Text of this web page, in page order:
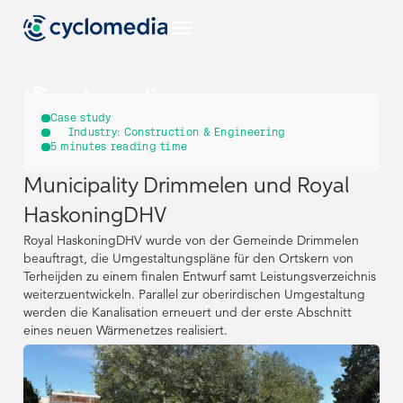
Ressourcen
Ressourcen
ansehen
Street Smart
Unternehmen
EU
US
NL
DE
Alle Branchen
ansehen
Anwendungsfälle
Alle
Anwendungsfälle
ansehen
Produkte &
Technologien
Alle Produkte
Technologien
ansehen
Case study
Industry: Construction & Engineering
5 minutes reading time
Municipality Drimmelen und Royal
HaskoningDHV
Royal HaskoningDHV wurde von der Gemeinde Drimmelen
beauftragt, die Umgestaltungspläne für den Ortskern von
Terheijden zu einem finalen Entwurf samt Leistungsverzeichnis
weiterzuentwickeln. Parallel zur oberirdischen Umgestaltung
werden die Kanalisation erneuert und der erste Abschnitt
eines neuen Wärmenetzes realisiert.
Ressourcen
DE
EU
US
Branchen
Alle Branchen
ansehen
Anwendungsfälle
Alle
Anwendungsfälle
ansehen
Produkte &
Technologien
Alle Produkte
&
Technologien
Ressourcen
DE
EU
US
Branchen
Alle Branchen
ansehen
Anwendungsfälle
Alle
Anwendungsfälle
ansehen
Produkte &
Technologien
Alle Produkte
&
Technologien